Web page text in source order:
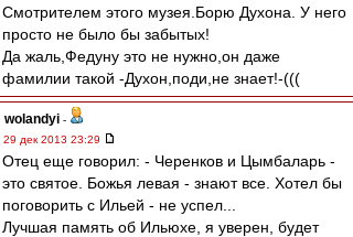
Смотрителем этого музея.Борю Духона. У него
просто не было бы забытых!
Да жаль,Федуну это не нужно,он даже
фамилии такой -Духон,поди,не знает!-(((
wolandyi -
29 дек 2013 23:29
Отец еще говорил: - Черенков и Цымбаларь -
это святое. Божья левая - знают все. Хотел бы
поговорить с Ильей - не успел...
Лучшая память об Ильюхе, я уверен, будет